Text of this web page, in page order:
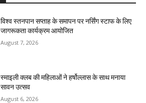
विश्व स्तनपान सप्ताह के समापन पर नर्सिंग स्टाफ के लिए
जागरूकता कार्यक्रम आयोजित
August 7, 2026
स्माइली क्लब की महिलाओं ने हर्षोल्लास के साथ मनाया
सावन उत्सव
August 6, 2026